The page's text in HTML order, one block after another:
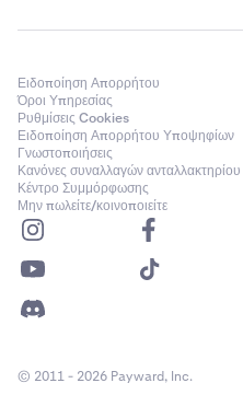
Ειδοποίηση Απορρήτου
Όροι Υπηρεσίας
Ρυθμίσεις Cookies
Ειδοποίηση Απορρήτου Υποψηφίων
Γνωστοποιήσεις
Κανόνες συναλλαγών ανταλλακτηρίου
Κέντρο Συμμόρφωσης
Μην πωλείτε/κοινοποιείτε
© 2011 - 2026 Payward, Inc.